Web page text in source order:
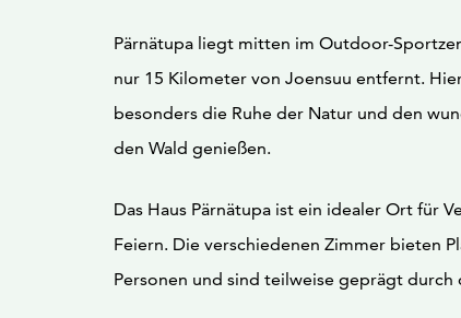
Pärnätupa liegt mitten im Outdoor-
nur 15 Kilometer von Joensuu entfernt.
besonders die Ruhe der Natur und den
den Wald genießen.
Das Haus Pärnätupa ist ein idealer Ort für
Feiern. Die verschiedenen Zimmer bieten
Personen und sind teilweise geprägt durch